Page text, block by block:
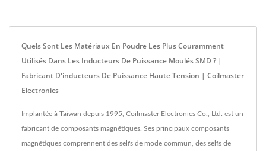
Quels Sont Les Matériaux En Poudre Les Plus Couramment
Utilisés Dans Les Inducteurs De Puissance Moulés SMD ? |
Fabricant D'inducteurs De Puissance Haute Tension | Coilmaster
Electronics
Implantée à Taiwan depuis 1995, Coilmaster Electronics Co., Ltd. est un
fabricant de composants magnétiques. Ses principaux composants
magnétiques comprennent des selfs de mode commun, des selfs de